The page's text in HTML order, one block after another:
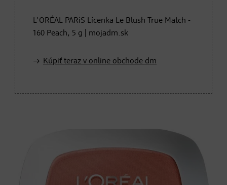
L'ORÉAL PARiS Lícenka Le Blush True Match -
160 Peach, 5 g | mojadm.sk
Kúpiť teraz v online obchode dm